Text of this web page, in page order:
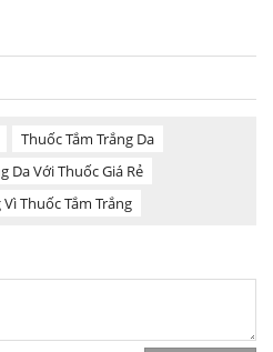
Thuốc Tắm Trắng Da
Da Với Thuốc Giá Rẻ
Vì Thuốc Tắm Trắng